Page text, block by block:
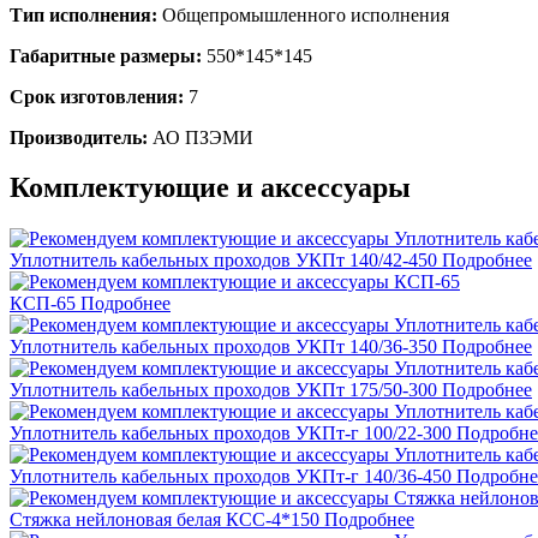
Тип исполнения: Общепромышленного исполнения
Габаритные размеры: 550*145*145
Срок изготовления: 7
Производитель: АО ПЗЭМИ
Комплектующие и аксессуары
Уплотнитель кабельных проходов УКПт 140/42-450 Подробнее
КСП-65 Подробнее
Уплотнитель кабельных проходов УКПт 140/36-350 Подробнее
Уплотнитель кабельных проходов УКПт 175/50-300 Подробнее
Уплотнитель кабельных проходов УКПт-г 100/22-300
Уплотнитель кабельных проходов УКПт-г 140/36-450
Стяжка нейлоновая белая КСС-4*150 Подробнее